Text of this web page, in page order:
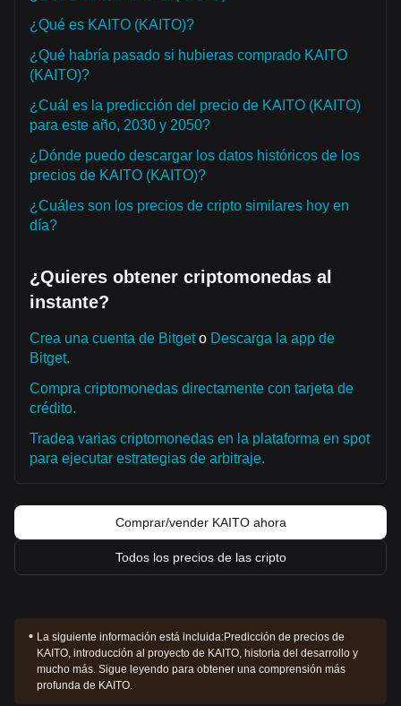
¿Qué es KAITO (KAITO)?
¿Qué habría pasado si hubieras comprado KAITO
(KAITO)?
¿Cuál es la predicción del precio de KAITO (KAITO)
para este año, 2030 y 2050?
¿Dónde puedo descargar los datos históricos de los
precios de KAITO (KAITO)?
¿Cuáles son los precios de cripto similares hoy en
día?
¿Quieres obtener criptomonedas al
instante?
Crea una cuenta de Bitgeto Descarga la app de
Bitget.
Compra criptomonedas directamente con tarjeta de
crédito.
Tradea varias criptomonedas en la plataforma en spot
para ejecutar estrategias de arbitraje.
Comprar/vender KAITO ahora
Todos los precios de las cripto
La siguiente información está incluida:Predicción de precios de
KAITO, introducción al proyecto de KAITO, historia del desarrollo y
mucho más. Sigue leyendo para obtener una comprensión más
profunda de KAITO.